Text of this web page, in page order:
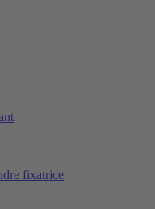
fixatrice